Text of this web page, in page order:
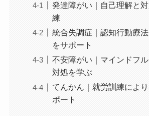
発達障がい｜自己理解と対
練
統合失調症｜認知行動療
をサポート
不安障がい｜マインドフ
対処を学ぶ
てんかん｜就労訓練によ
ポート